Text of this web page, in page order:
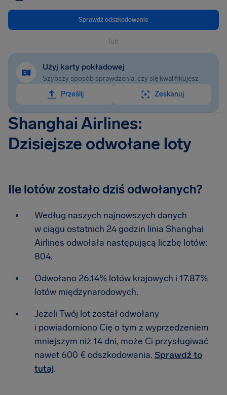
Sprawdź odszkodowanie
lub
Użyj karty pokładowej
Szybszy sposób sprawdzenia, czy się kwalifikujesz
Prześlij
Zeskanuj
Shanghai Airlines:
Dzisiejsze odwołane loty
Ile lotów zostało dziś odwołanych?
Według naszych najnowszych danych
w ciągu ostatnich 24 godzin linia Shanghai
Airlines odwołała następującą liczbę lotów:
804.
Odwołano 26.14% lotów krajowych i 17.87%
lotów międzynarodowych.
Jeżeli Twój lot został odwołany
i powiadomiono Cię o tym z wyprzedzeniem
mniejszym niż 14 dni, może Ci przysługiwać
nawet 600 € odszkodowania. Sprawdź to
tutaj.